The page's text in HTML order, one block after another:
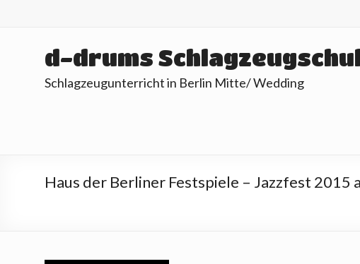
d-drums
Schlagzeugunterricht in Berlin Mitte/ Wedding
Haus der Berliner Festspiele – Jazzfest 2015